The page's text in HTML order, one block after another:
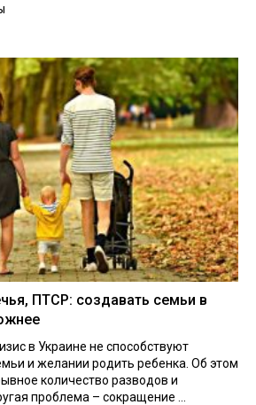
ПТСР: создавать семьи в
в Украине не способствуют
и желании родить ребенка. Об этом
количество разводов и
проблема – сокращение ...